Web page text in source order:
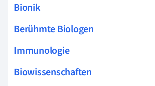
Bionik
Berühmte Biologen
Immunologie
Biowissenschaften